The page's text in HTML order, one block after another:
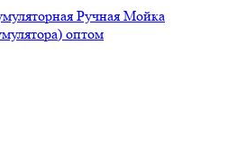
Ручная Мойка
оптом